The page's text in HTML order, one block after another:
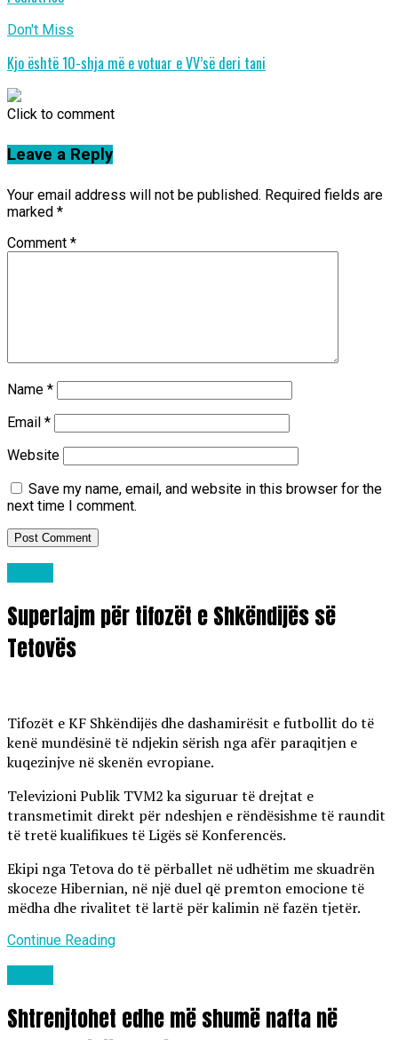
Don't Miss
Kjo është 10-shja më e votuar e VV’së deri tani
Click to comment
Leave a Reply
Your email address will not be published. Required fields are
marked *
Comment *
Name *
Email *
Website
Save my name, email, and website in this browser for the
next time I comment.
Superlajm për tifozët e Shkëndijës së
Tetovës
Tifozët e KF Shkëndijës dhe dashamirësit e futbollit do të
kenë mundësinë të ndjekin sërish nga afër paraqitjen e
kuqezinjve në skenën evropiane.
Televizioni Publik TVM2 ka siguruar të drejtat e
transmetimit direkt për ndeshjen e rëndësishme të raundit
të tretë kualifikues të Ligës së Konferencës.
Ekipi nga Tetova do të përballet në udhëtim me skuadrën
skoceze Hibernian, në një duel që premton emocione të
mëdha dhe rivalitet të lartë për kalimin në fazën tjetër.
Continue Reading
Shtrenjtohet edhe më shumë nafta në